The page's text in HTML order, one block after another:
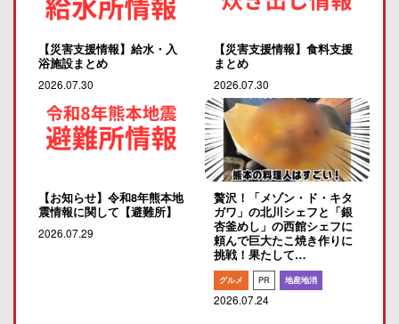
【災害支援情報】給水・入
浴施設まとめ
2026.07.30
【災害支援情報】食料支援
まとめ
2026.07.30
【お知らせ】令和8年熊本地
震情報に関して【避難所】
2026.07.29
贅沢！「メゾン・ド・キタ
ガワ」の北川シェフと「銀
杏釜めし」の西館シェフに
頼んで巨大たこ焼き作りに
挑戦！果たして…
グルメ PR 地産地消
2026.07.24